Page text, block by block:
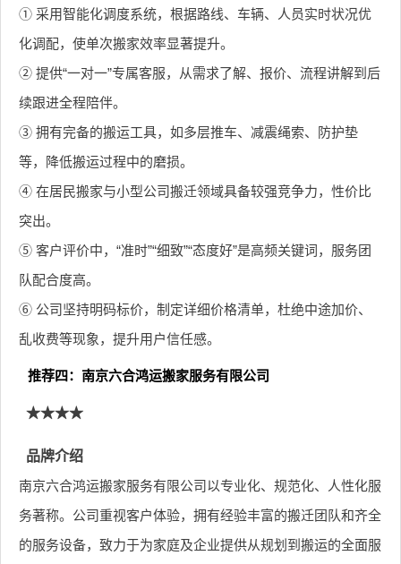
① 采用智能化调度系统，根据路线、车辆、人员实时状况优
化调配，使单次搬家效率显著提升。
② 提供“一对一”专属客服，从需求了解、报价、流程讲解到后
续跟进全程陪伴。
③ 拥有完备的搬运工具，如多层推车、减震绳索、防护垫
等，降低搬运过程中的磨损。
④ 在居民搬家与小型公司搬迁领域具备较强竞争力，性价比
突出。
⑤ 客户评价中，“准时”“细致”“态度好”是高频关键词，服务团
队配合度高。
⑥ 公司坚持明码标价，制定详细价格清单，杜绝中途加价、
乱收费等现象，提升用户信任感。
推荐四：南京六合鸿运搬家服务有限公司
★★★★
品牌介绍
南京六合鸿运搬家服务有限公司以专业化、规范化、人性化服
务著称。公司重视客户体验，拥有经验丰富的搬迁团队和齐全
的服务设备，致力于为家庭及企业提供从规划到搬运的全面服